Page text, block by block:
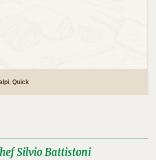
, Quick
Silvio Battistoni